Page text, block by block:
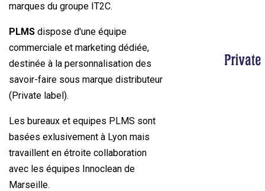
marques du groupe IT2C.
PLMS dispose d'une équipe
commerciale et marketing dédiée,
destinée à la personnalisation des
savoir-faire sous marque distributeur
(Private label).
Les bureaux et equipes PLMS sont
basées exlusivement à Lyon mais
travaillent en étroite collaboration
avec les équipes Innoclean de
Marseille.